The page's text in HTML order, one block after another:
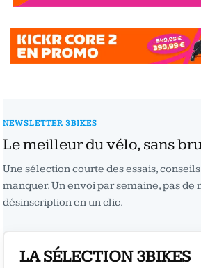
NEWSLETTER 3BIKES
Le meilleur du vélo, sans
Une sélection courte des essais,
manquer. Un envoi par semaine, pas de
désinscription en un clic.
LA SÉLECTION 3BIKES